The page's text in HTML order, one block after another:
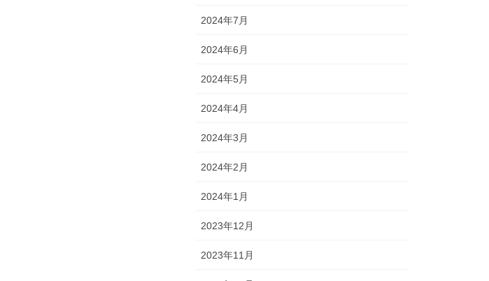
2024年7月
2024年6月
2024年5月
2024年4月
2024年3月
2024年2月
2024年1月
2023年12月
2023年11月